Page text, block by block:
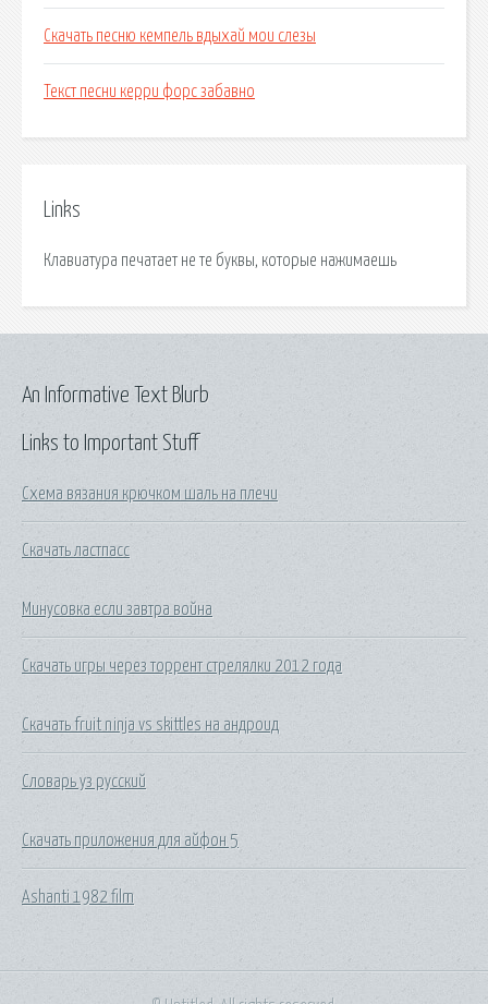
Скачать песню кемпель вдыхай мои слезы
Текст песни керри форс забавно
Links
Клавиатура печатает не те буквы, которые нажимаешь
Links to Important Stuff
Схема вязания крючком шаль на плечи
Скачать ластпасс
Минусовка если завтра война
Скачать игры через торрент стрелялки 2012 года
Скачать fruit ninja vs skittles на андроид
Словарь уз русский
Скачать приложения для айфон 5
Ashanti 1982 film
An Informative Text Blurb